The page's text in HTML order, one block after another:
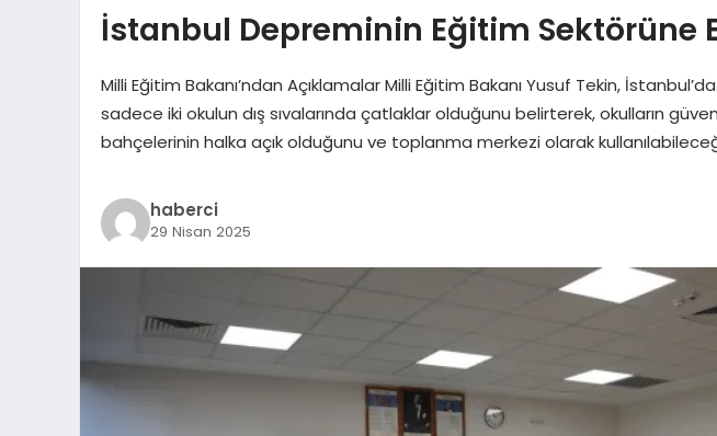
İstanbul Depreminin Eğitim Sektörüne
Milli Eğitim Bakanı’ndan Açıklamalar Milli Eğitim Bakanı Yusuf Tekin,
sadece iki okulun dış sıvalarında çatlaklar olduğunu belirterek, okulların
bahçelerinin halka açık olduğunu ve toplanma merkezi olarak
haberci
29 Nisan 2025